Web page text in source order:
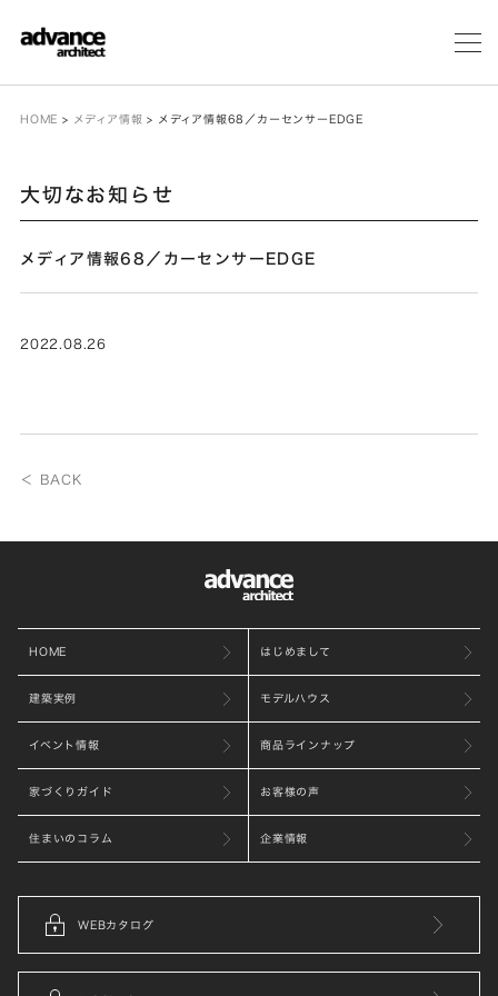
メ
HOME > メディア情報 > メディア情報68／カーセンサーEDGE
大切なお知らせ
メディア情報68／カーセンサーEDGE
2022.08.26
＜ BACK
HOME はじめまして
建築実例 モデルハウス
イベント情報 商品ラインナップ
家づくりガイド お客様の声
住まいのコラム 企業情報
WEBカタログ